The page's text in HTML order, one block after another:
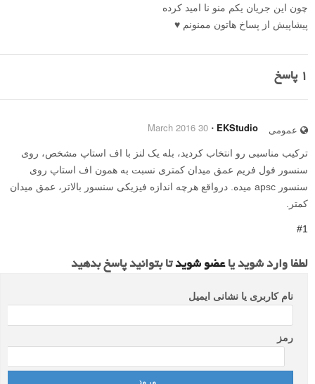
چون این جریان یکم منو نا امید کرده
پیشاپیش از پساخ هاتون ممنونم ♥
1 پاسخ
عمومی EKStudio
⋅
30 March 2016
ترکیب مناسبی رو انتخاب کردید، بله یک لنز با اف استاپ مشخص، روی
سنسور فول فریم عمق میدان کمتری نسبت به همون اف استاپ روی
سنسور apsc میده. درواقع هرچه اندازه فیزیکی سنسور بالاتر، عمق میدان
کمتر.
#1
لطفا وارد شوید یاعضو شویدتا بتوانید پاسخ بدهید
نام کاربری یا نشانی ایمیل
رمز